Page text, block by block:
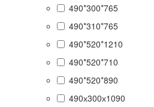
490*300*765
490*310*765
490*520*1210
490*520*710
490*520*890
490х300х1090